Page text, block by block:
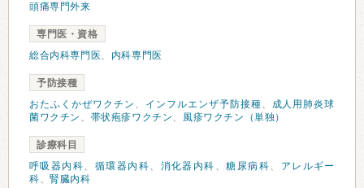
頭痛専門外来
専門医・資格
総合内科専門医、 内科専門医
予防接種
おたふくかぜワクチン 、 インフルエンザ予防接種、
成人用肺炎球
菌ワクチン 、 帯状疱疹ワクチン、 風疹ワクチン（単独）
診療科目
呼吸器内科、 循環器内科、 消化器内科 、糖尿病科、 アレルギー
科、腎臓内科